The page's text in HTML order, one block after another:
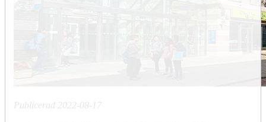
Publicerad 2022-08-17